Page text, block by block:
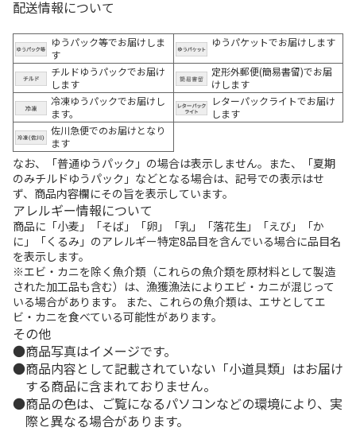
配送情報について
ゆうパック等でお届けしま
す
ゆうパケットでお届けします
チルドゆうパックでお届け
します
定形外郵便(簡易書留)でお届
けします
冷凍ゆうパックでお届けし
ます。
レターパックライトでお届け
します
佐川急便でのお届けとなり
ます
なお、「普通ゆうパック」の場合は表示しません。また、「夏期
のみチルドゆうパック」などとなる場合は、記号での表示はせ
ず、商品内容欄にその旨を表示しています。
アレルギー情報について
商品に「小麦」「そば」「卵」「乳」「落花生」「えび」「か
に」「くるみ」のアレルギー特定8品目を含んでいる場合に品目名
を表示します。
※エビ・カニを除く魚介類（これらの魚介類を原材料として製造
された加工品も含む）は、漁獲漁法によりエビ・カニが混じって
いる場合があります。 また、これらの魚介類は、エサとしてエ
ビ・カニを食べている可能性があります。
その他
商品写真はイメージです。
商品内容として記載されていない「小道具類」はお届け
する商品に含まれておりません。
商品の色は、ご覧になるパソコンなどの環境により、実
際と異なる場合があります。